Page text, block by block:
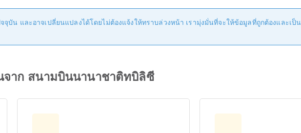
บัน และอาจเปลี่ยนแปลงได้โดยไม่ต้องแจ้งให้ทราบล่วงหน้า เรามุ่งมั่นที่จะให้ข้อมูลที่ถูกต้องและเป็น
จาก สนามบินนานาชาติทบิลิซี